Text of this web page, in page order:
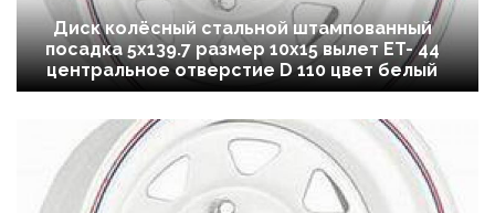
Диск колёсный стальной штампованный
посадка 5x139.7 размер 10х15 вылет ET- 44
центральное отверстие D 110 цвет белый